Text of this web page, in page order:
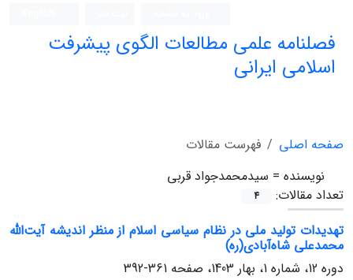
فصلنامه علمی مطالعات الگوی پیشرفت
اسلامی ایرانی
صفحه اصلی
فهرست مقالات
نویسنده = سیدمحمدجواد قربی
تعداد مقالات:
4
تهدیدات تولید ملی در نظام سیاسی اسلام از منظر اندیشه‌ آیت‌الله
محمدعلی شاه‌آبادی(ره)
دوره 12، شماره 1، بهار 1403، صفحه
361-392